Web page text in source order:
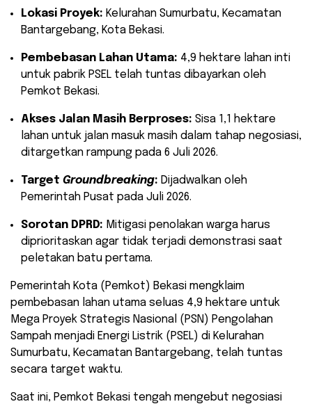
Lokasi Proyek: Kelurahan Sumurbatu, Kecamatan
Bantargebang, Kota Bekasi.
Pembebasan Lahan Utama: 4,9 hektare lahan inti
untuk pabrik PSEL telah tuntas dibayarkan oleh
Pemkot Bekasi.
Akses Jalan Masih Berproses: Sisa 1,1 hektare
lahan untuk jalan masuk masih dalam tahap negosiasi,
ditargetkan rampung pada 6 Juli 2026.
Target Groundbreaking: Dijadwalkan oleh
Pemerintah Pusat pada Juli 2026.
Sorotan DPRD: Mitigasi penolakan warga harus
diprioritaskan agar tidak terjadi demonstrasi saat
peletakan batu pertama.
Pemerintah Kota (Pemkot) Bekasi mengklaim
pembebasan lahan utama seluas 4,9 hektare untuk
Mega Proyek Strategis Nasional (PSN) Pengolahan
Sampah menjadi Energi Listrik (PSEL) di Kelurahan
Sumurbatu, Kecamatan Bantargebang, telah tuntas
secara target waktu.
Saat ini, Pemkot Bekasi tengah mengebut negosiasi